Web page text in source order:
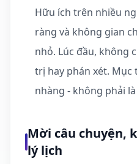
Hữu ích trên nhiều
ràng và không gian
nhỏ. Lúc đầu, không
trị hay phán xét. Mục
nhàng - không phải
Mời câu chuyện,
lý lịch